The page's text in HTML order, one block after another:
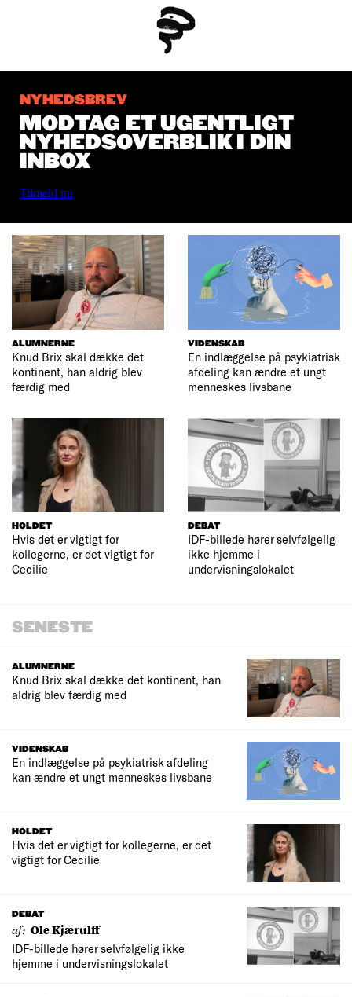
NYHEDSBREV
MODTAG ET UGENTLIGT
NYHEDSOVERBLIK I DIN
INBOX
Tilmeld nu
ALUMNERNE
Knud Brix skal dække det
kontinent, han aldrig blev
færdig med
VIDENSKAB
En indlæggelse på psykiatrisk
afdeling kan ændre et ungt
menneskes livsbane
HOLDET
Hvis det er vigtigt for
kollegerne, er det vigtigt for
Cecilie
DEBAT
IDF-billede hører selvfølgelig
ikke hjemme i
undervisningslokalet
SENESTE
ALUMNERNE
Knud Brix skal dække det kontinent, han
aldrig blev færdig med
VIDENSKAB
En indlæggelse på psykiatrisk afdeling
kan ændre et ungt menneskes livsbane
HOLDET
Hvis det er vigtigt for kollegerne, er det
vigtigt for Cecilie
DEBAT
af: Ole Kjærulff
IDF-billede hører selvfølgelig ikke
hjemme i undervisningslokalet